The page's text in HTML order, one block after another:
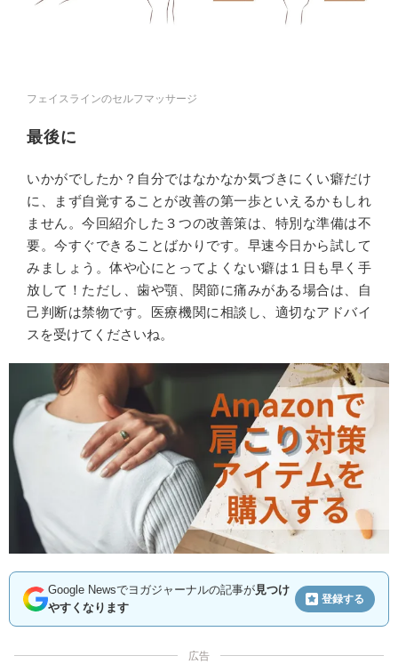
フェイスラインのセルフマッサージ
最後に
いかがでしたか？自分ではなかなか気づきにくい癖だけ
に、まず自覚することが改善の第一歩といえるかもしれ
ません。今回紹介した３つの改善策は、特別な準備は不
要。今すぐできることばかりです。早速今日から試して
みましょう。体や心にとってよくない癖は１日も早く手
放して！ただし、歯や顎、関節に痛みがある場合は、自
己判断は禁物です。医療機関に相談し、適切なアドバイ
スを受けてくださいね。
Google Newsでヨガジャーナルの記事が見つけ
やすくなります
登録する
広告